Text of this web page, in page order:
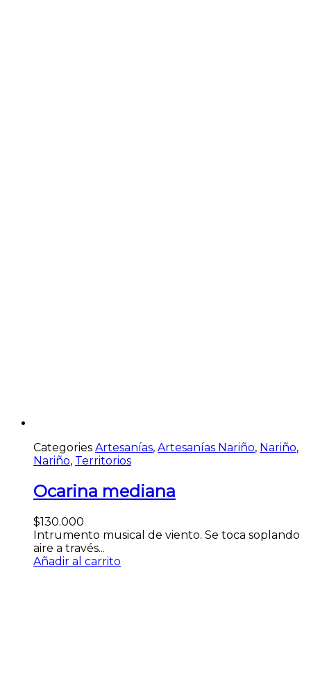
Categories Artesanías, Artesanías Nariño, Nariño,
Nariño, Territorios
Ocarina mediana
$130.000
Intrumento musical de viento. Se toca soplando
aire a través...
Añadir al carrito